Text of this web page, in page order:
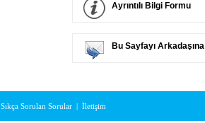
Ayrıntılı Bilgi Formu
Bu Sayfayı
Sıkça Sorulan Sorular | İletişim